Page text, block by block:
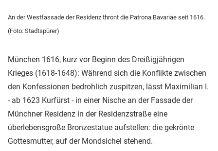
An der Westfassade der Residenz thront die Patrona Bavariae seit 1616.
(Foto: Stadtspürer)
München 1616, kurz vor Beginn des Dreißigjährigen
Krieges (1618-1648): Während sich die Konflikte zwischen
den Konfessionen bedrohlich zuspitzen, lässt Maximilian I.
- ab 1623 Kurfürst - in einer Nische an der Fassade der
Münchner Residenz in der Residenzstraße eine
überlebensgroße Bronzestatue aufstellen: die gekrönte
Gottesmutter, auf der Mondsichel stehend.